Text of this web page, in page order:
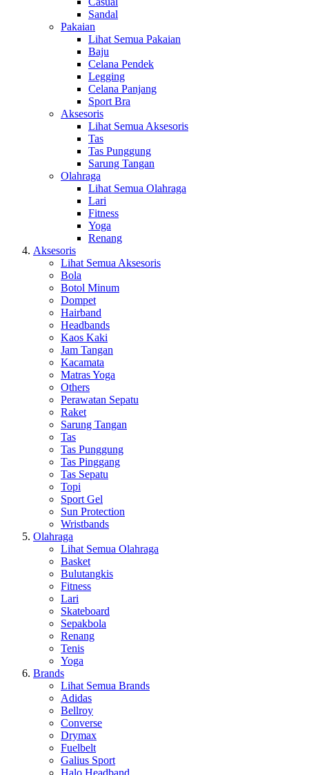
Sandal
Pakaian
Lihat Semua Pakaian
Baju
Celana Pendek
Legging
Celana Panjang
Sport Bra
Aksesoris
Lihat Semua Aksesoris
Tas
Tas Punggung
Sarung Tangan
Olahraga
Lihat Semua Olahraga
Lari
Fitness
Yoga
Renang
Aksesoris
Lihat Semua Aksesoris
Bola
Botol Minum
Dompet
Hairband
Headbands
Kaos Kaki
Jam Tangan
Kacamata
Matras Yoga
Others
Perawatan Sepatu
Raket
Sarung Tangan
Tas
Tas Punggung
Tas Pinggang
Tas Sepatu
Topi
Sport Gel
Sun Protection
Wristbands
Olahraga
Lihat Semua Olahraga
Basket
Bulutangkis
Fitness
Lari
Skateboard
Sepakbola
Renang
Tenis
Yoga
Brands
Lihat Semua Brands
Adidas
Bellroy
Converse
Drymax
Fuelbelt
Galius Sport
Halo Headband